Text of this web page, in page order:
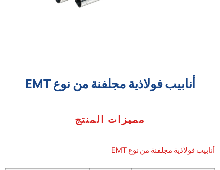
أنابيب فولاذية مجلفنة من نوع EMT
مميزات المنتج
أنابيب فولاذية مجلفنة من نوع EMT